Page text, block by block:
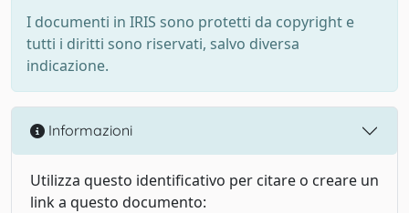
I documenti in IRIS sono protetti da copyright e
tutti i diritti sono riservati, salvo diversa
indicazione.
Informazioni
Utilizza questo identificativo per citare o creare un
link a questo documento: